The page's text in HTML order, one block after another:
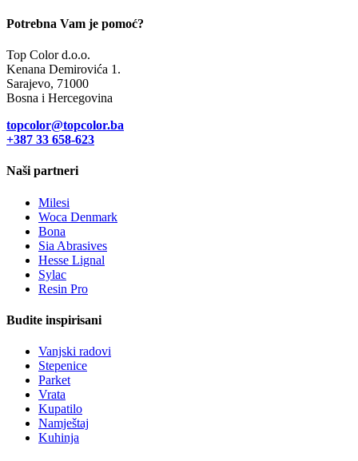
Potrebna Vam je pomoć?
Top Color d.o.o.
Kenana Demirovića 1.
Sarajevo, 71000
Bosna i Hercegovina
topcolor@topcolor.ba
+387 33 658-623
Naši partneri
Milesi
Woca Denmark
Bona
Sia Abrasives
Hesse Lignal
Sylac
Resin Pro
Budite inspirisani
Vanjski radovi
Stepenice
Parket
Vrata
Kupatilo
Namještaj
Kuhinja